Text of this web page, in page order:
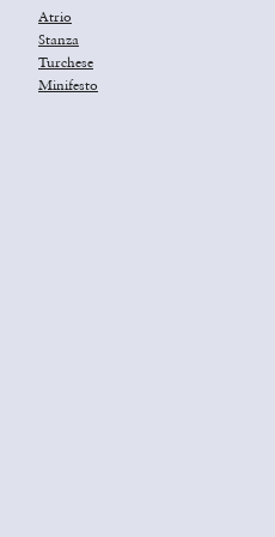
Atrio
Stanza
Turchese
Minifesto